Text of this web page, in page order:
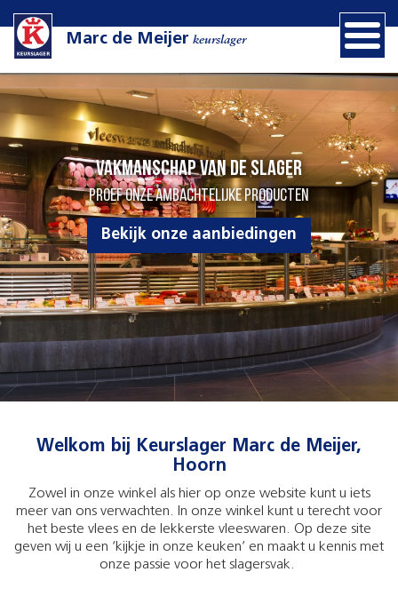
Marc de Meijer keurslager
Vakmanschap van de slager
Proef onze ambachtelijke producten
Bekijk onze aanbiedingen
Welkom bij Keurslager Marc de Meijer,
Hoorn
Zowel in onze winkel als hier op onze website kunt u iets
meer van ons verwachten. In onze winkel kunt u terecht voor
het beste vlees en de lekkerste vleeswaren. Op deze site
geven wij u een ‘kijkje in onze keuken’ en maakt u kennis met
onze passie voor het slagersvak.